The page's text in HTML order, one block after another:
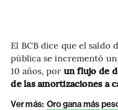
El BCB dice que el saldo
pública se incrementó
10 años, por un flujo de
de las amortizaciones a
Ver más: Oro gana más